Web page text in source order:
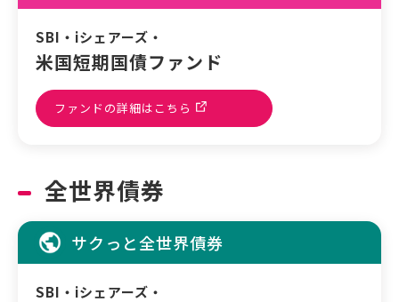
SBI・iシェアーズ・
米国短期国債ファンド
ファンドの詳細はこちら
全世界債券
サクっと全世界債券
SBI・iシェアーズ・